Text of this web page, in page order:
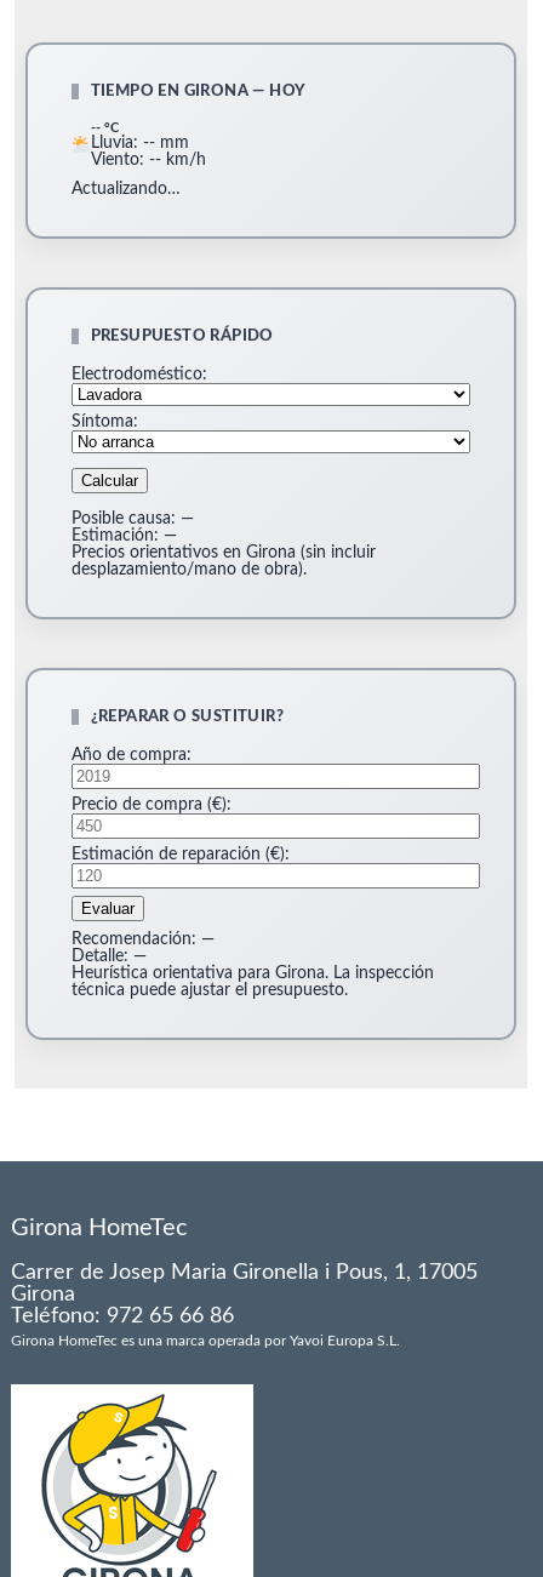
TIEMPO EN GIRONA — HOY
-- °C
Lluvia: -- mm
Viento: -- km/h
Actualizando…
PRESUPUESTO RÁPIDO
Electrodoméstico:
Síntoma:
Calcular
Posible causa: —
Estimación: —
Precios orientativos en Girona (sin incluir
desplazamiento/mano de obra).
¿REPARAR O SUSTITUIR?
Año de compra:
Precio de compra (€):
Estimación de reparación (€):
Evaluar
Recomendación: —
Detalle: —
Heurística orientativa para Girona. La inspección
técnica puede ajustar el presupuesto.
Girona HomeTec
Carrer de Josep Maria Gironella i Pous, 1, 17005
Girona
Teléfono: 972 65 66 86
Girona HomeTec es una marca operada por Yavoi Europa S.L.